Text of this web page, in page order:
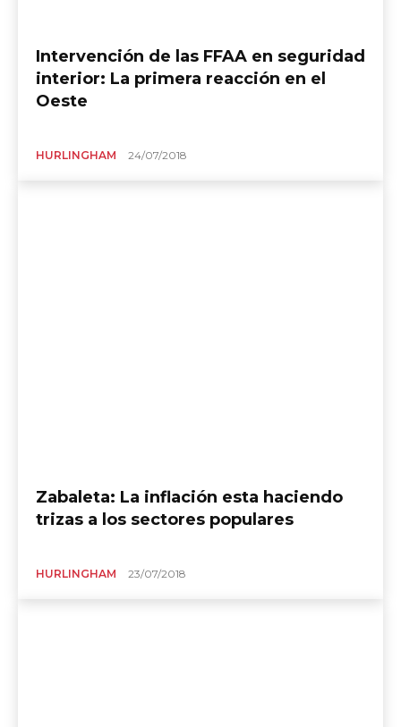
Intervención de las FFAA en seguridad
interior: La primera reacción en el
Oeste
HURLINGHAM 24/07/2018
Zabaleta: La inflación esta haciendo
trizas a los sectores populares
HURLINGHAM 23/07/2018